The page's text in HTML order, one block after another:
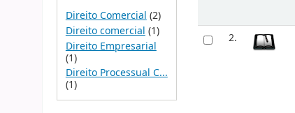
Direito Comercial (2)
Direito comercial (1)
Direito Empresarial
(1)
Direito Processual C...
(1)
2.